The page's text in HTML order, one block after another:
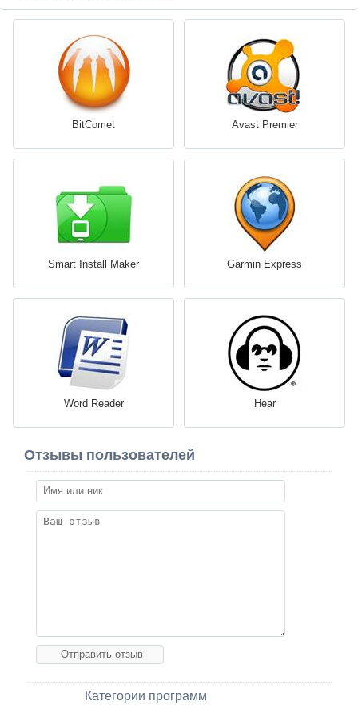
BitComet Avast Premier
Smart Install Maker Garmin Express
Word Reader Hear
Отзывы пользователей
Категории программ